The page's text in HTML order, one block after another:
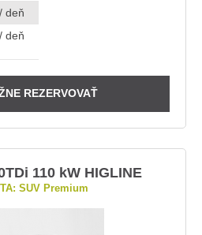
deň
deň
REZERVOVAŤ
110 kW HIGLINE
SUV Premium